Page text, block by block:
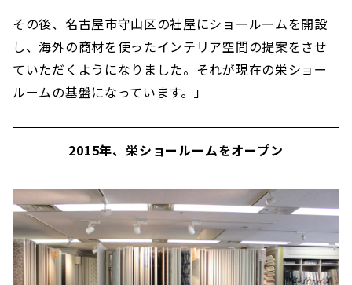
その後、名古屋市守山区の社屋にショールームを開設
し、海外の商材を使ったインテリア空間の提案をさせ
ていただくようになりました。それが現在の栄ショー
ルームの基盤になっています。」
2015年、栄ショールームをオープン